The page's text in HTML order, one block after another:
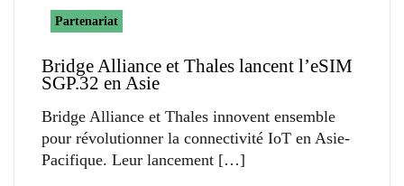
Partenariat
Bridge Alliance et Thales lancent l’eSIM
SGP.32 en Asie
Bridge Alliance et Thales innovent ensemble
pour révolutionner la connectivité IoT en Asie-
Pacifique. Leur lancement